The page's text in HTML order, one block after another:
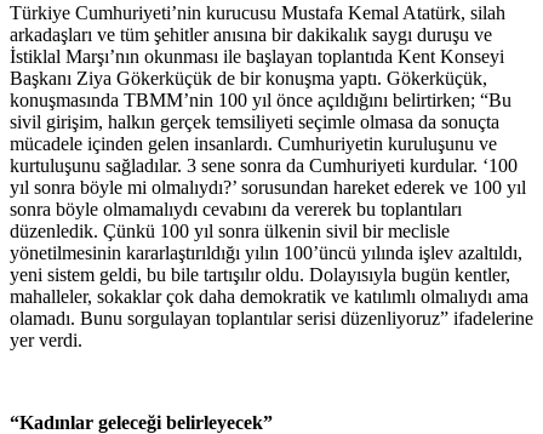
Türkiye Cumhuriyeti’nin kurucusu Mustafa Kemal Atatürk, silah
arkadaşları ve tüm şehitler anısına bir dakikalık saygı duruşu ve
İstiklal Marşı’nın okunması ile başlayan toplantıda Kent Konseyi
Başkanı Ziya Gökerküçük de bir konuşma yaptı. Gökerküçük,
konuşmasında TBMM’nin 100 yıl önce açıldığını belirtirken; “Bu
sivil girişim, halkın gerçek temsiliyeti seçimle olmasa da sonuçta
mücadele içinden gelen insanlardı. Cumhuriyetin kuruluşunu ve
kurtuluşunu sağladılar. 3 sene sonra da Cumhuriyeti kurdular. ‘100
yıl sonra böyle mi olmalıydı?’ sorusundan hareket ederek ve 100 yıl
sonra böyle olmamalıydı cevabını da vererek bu toplantıları
düzenledik. Çünkü 100 yıl sonra ülkenin sivil bir meclisle
yönetilmesinin kararlaştırıldığı yılın 100’üncü yılında işlev azaltıldı,
yeni sistem geldi, bu bile tartışılır oldu. Dolayısıyla bugün kentler,
mahalleler, sokaklar çok daha demokratik ve katılımlı olmalıydı ama
olamadı. Bunu sorgulayan toplantılar serisi düzenliyoruz” ifadelerine
yer verdi.
“Kadınlar geleceği belirleyecek”